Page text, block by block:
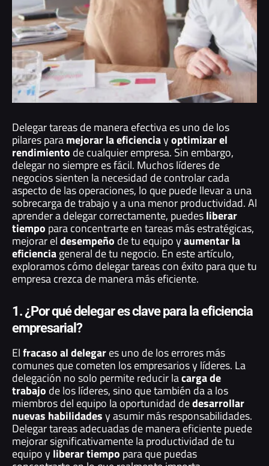
Delegar tareas de manera efectiva es uno de los
pilares paramejorar la eficienciayoptimizar el
rendimiento de cualquier empresa. Sin embargo,
delegar no siempre es fácil. Muchos líderes de
negocios sienten la necesidad de controlar cada
aspecto de las operaciones, lo que puede llevar a una
sobrecarga de trabajo y a una menor productividad. Al
aprender a delegar correctamente, puedesliberar
tiempo para concentrarte en tareas más estratégicas,
mejorar eldesempeño de tu equipo yaumentar la
eficienciageneral de tu negocio. En este artículo,
exploramos cómo delegar tareas con éxito para que tu
empresa crezca de manera más eficiente.
1. ¿Por qué delegar es clave para la eficiencia
empresarial?
Elfracaso al delegares uno de los errores más
comunes que cometen los empresarios y líderes. La
delegación no solo permite reducir lacarga de
trabajo de los líderes, sino que también da a los
miembros del equipo la oportunidad dedesarrollar
nuevas habilidadesy asumir más responsabilidades.
Delegar tareas adecuadas de manera eficiente puede
mejorar significativamente la productividad de tu
equipo yliberar tiempo para que puedas